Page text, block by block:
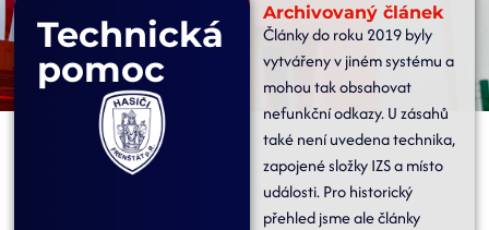
Technická
pomoc
Archivovaný článek
Články do roku 2019 byly
vytvářeny v jiném systému a
mohou tak obsahovat
nefunkční odkazy. U zásahů
také není uvedena technika,
zapojené složky IZS a místo
události. Pro historický
přehled jsme ale články